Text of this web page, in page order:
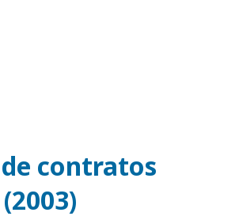
contratos